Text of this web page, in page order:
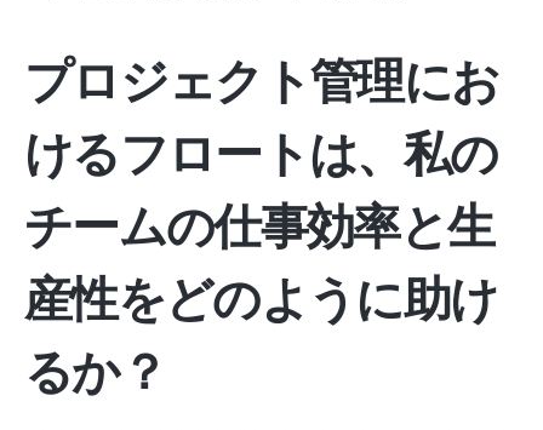
プロジェクト管理にお
けるフロートは、私の
チームの仕事効率と生
産性をどのように助け
るか？